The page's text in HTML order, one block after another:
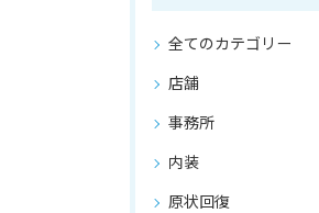
全てのカテゴリー
店舗
事務所
内装
原状回復